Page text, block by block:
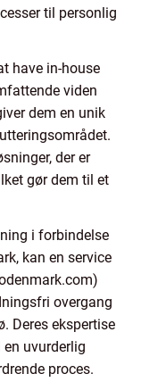
til personlig
have in-house
viden
dem en unik
der er
gør dem til et
i forbindelse
kan en service
overgang
Deres ekspertise
uvurderlig
proces.